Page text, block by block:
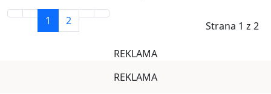
Strana 1 z 2
1 2
REKLAMA
REKLAMA